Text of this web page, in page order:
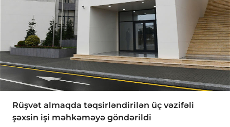
Rüşvət almaqda təqsirləndirilən üç vəzifəli
şəxsin işi məhkəməyə göndərildi